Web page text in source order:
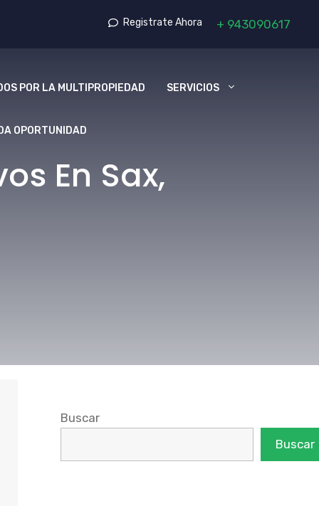
Registrate Ahora + 943090617
POR LA MULTIPROPIEDAD SERVICIOS
OPORTUNIDAD
En Sax,
Buscar
Buscar